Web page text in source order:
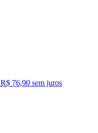
R$ 76,90 sem juros